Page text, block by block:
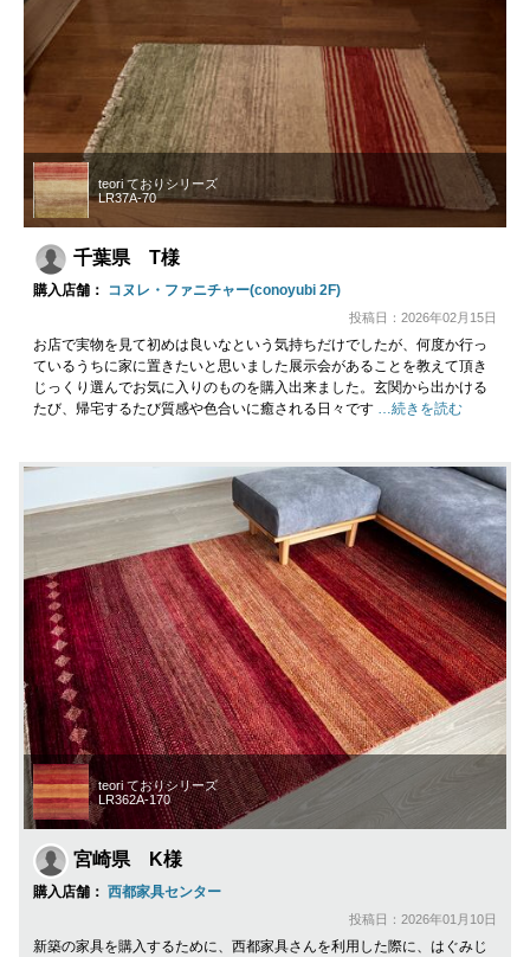
teori ておりシリーズ
LR37A-70
千葉県 T様
購入店舗： コヌレ・ファニチャー(conoyubi 2F)
投稿日：2026年02月15日
お店で実物を見て初めは良いなという気持ちだけでしたが、何度か行っ
ているうちに家に置きたいと思いました展示会があることを教えて頂き
じっくり選んでお気に入りのものを購入出来ました。玄関から出かける
たび、帰宅するたび質感や色合いに癒される日々です …続きを読む
teori ておりシリーズ
LR362A-170
宮崎県 K様
購入店舗： 西都家具センター
投稿日：2026年01月10日
新築の家具を購入するために、西都家具さんを利用した際に、はぐみじ